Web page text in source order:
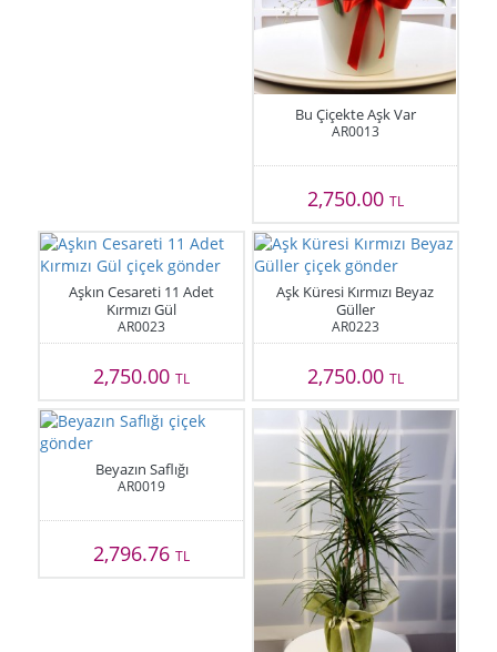
Bu Çiçekte Aşk Var
AR0013
2,750.00 TL
Aşkın Cesareti 11 Adet
Kırmızı Gül
AR0023
2,750.00TL
Aşk Küresi Kırmızı Beyaz
Güller
AR0223
2,750.00 TL
Beyazın Saflığı
AR0019
2,796.76TL